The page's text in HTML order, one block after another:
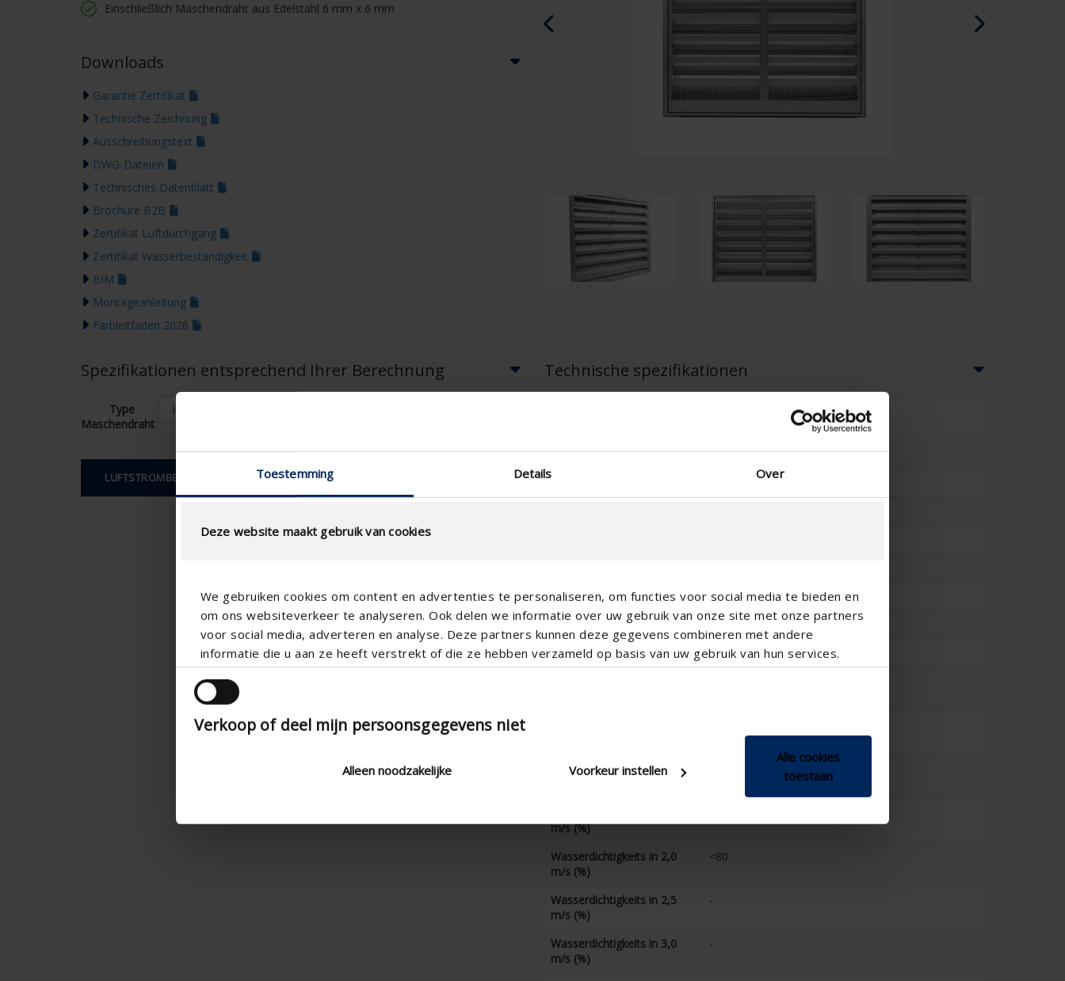
Toestemming Details Over
Deze website maakt gebruik van cookies
We gebruiken cookies om content en advertenties te personaliseren, om functies voor social media te bieden en
om ons websiteverkeer te analyseren. Ook delen we informatie over uw gebruik van onze site met onze partners
voor social media, adverteren en analyse. Deze partners kunnen deze gegevens combineren met andere
informatie die u aan ze heeft verstrekt of die ze hebben verzameld op basis van uw gebruik van hun services.
Verkoop of deel mijn persoonsgegevens niet
Alleen noodzakelijke Voorkeur instellen
Alle cookies
toestaan
Englisch - Irland
Englisch - Kanada
Nahen Osten
Russisch - Russland
Chinesisch - China
Einschließlich Maschendraht aus Edelstahl 6 mm x 6 mm
Downloads
Garantie Zertifikat
Technische Zeichnung
Ausschreibungstext
DWG-Dateien
Technisches Datenblatt
Brochüre B2B
Zertifikat Luftdurchgang
Zertifikat Wasserbeständigkeit
BIM
Montageanleitung
Farbleitfaden 2026
Spezifikationen entsprechend Ihrer Berechnung
Type
Maschendraht
LUFTSTROMBERECHNUNG
Technische spezifikationen
technical.standaardgaastype
-
technical.ip_klasse
CE-Koeffizient
0.275
K-Faktor (Abfuhr)
14.6
CD-Koeffizient
0.262
Wasserdichtigkeits in 1,0
m/s (%)
Wasserdichtigkeits in 2,0
m/s (%)
<80
Wasserdichtigkeits in 2,5
m/s (%)
-
Wasserdichtigkeits in 3,0
m/s (%)
-